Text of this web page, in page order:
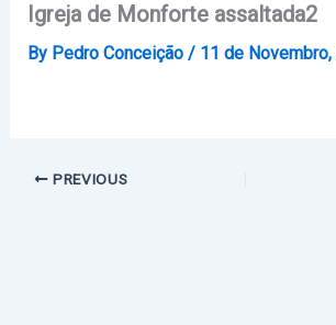
Igreja de Monforte assaltada2
By Pedro Conceição / 11 de
PREVIOUS